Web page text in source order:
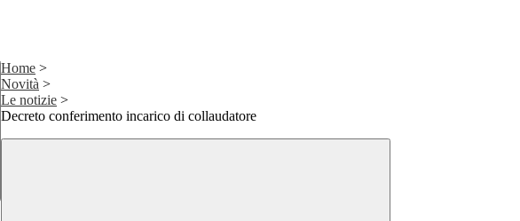
Home >
Novità >
Le notizie >
Decreto conferimento incarico di collaudatore